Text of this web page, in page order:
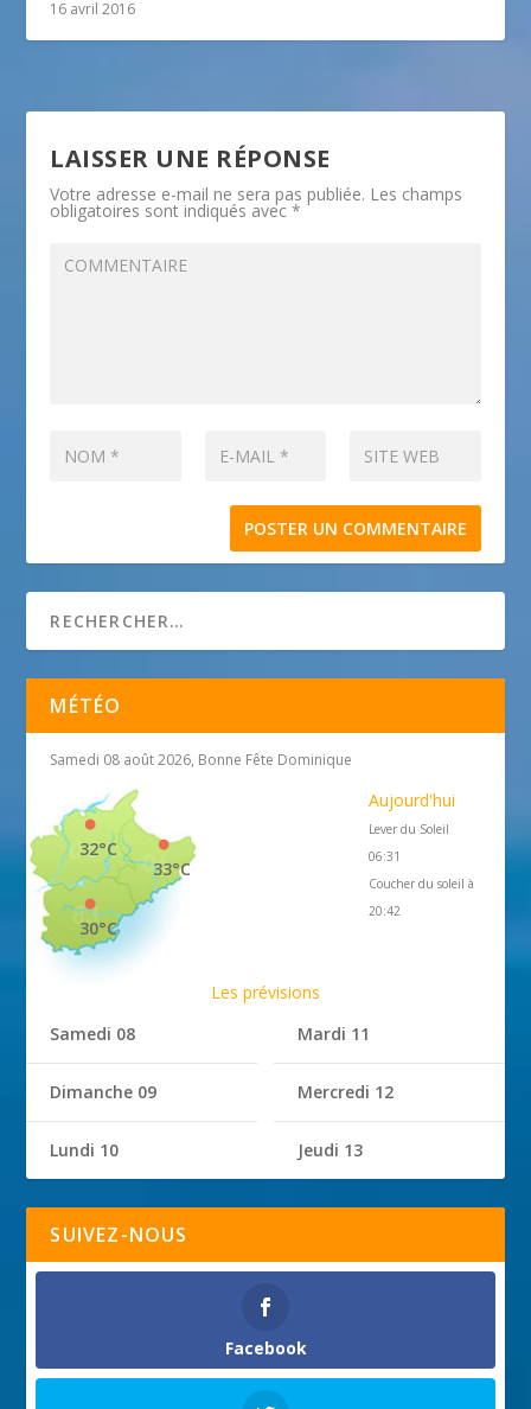
16 avril 2016
LAISSER UNE RÉPONSE
Votre adresse e-mail ne sera pas publiée. Les champs
obligatoires sont indiqués avec*
MÉTÉO
Samedi 08 août 2026, Bonne Fête Dominique
33°C
32°C
30°C
Aujourd'hui
Lever du Soleil
06:31
Coucher du soleil à
20:42
Les prévisions
Samedi 08
Dimanche 09
Lundi 10
Mardi 11
Mercredi 12
Jeudi 13
SUIVEZ-NOUS
Facebook